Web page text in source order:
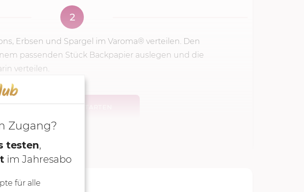
2
Erbsen und Spargel im Varoma® verteilen. Den
passenden Stück Backpapier auslegen und die
verteilen.
Zugang?
testen,
im Jahresabo
für alle